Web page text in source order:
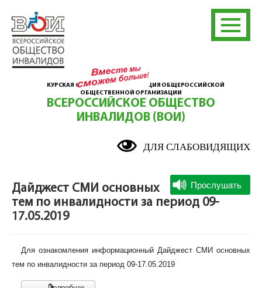
КУРСКАЯ ОБЛАСТНАЯ ОРГАНИЗАЦИЯ ОБЩЕРОССИЙСКОЙ
ОБЩЕСТВЕННОЙ ОРГАНИЗАЦИИ
ВСЕРОССИЙСКОЕ ОБЩЕСТВО
ИНВАЛИДОВ (ВОИ)
ДЛЯ СЛАБОВИДЯЩИХ
Дайджест СМИ основных
тем по инвалидности за период 09-
17.05.2019
Для ознакомления информационный Дайджест СМИ основных
тем по инвалидности за период 09-17.05.2019